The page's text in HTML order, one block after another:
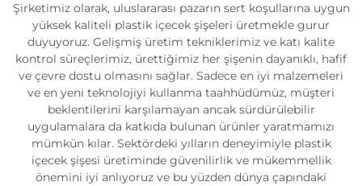
Şirketimiz olarak, uluslararası pazarın sert koşullarına uygun
yüksek kaliteli plastik içecek şişeleri üretmekle gurur
duyuyoruz. Gelişmiş üretim tekniklerimiz ve katı kalite
kontrol süreçlerimiz, ürettiğimiz her şişenin dayanıklı, hafif
ve çevre dostu olmasını sağlar. Sadece en iyi malzemeleri
ve en yeni teknolojiyi kullanma taahhüdümüz, müşteri
beklentilerini karşılamayan ancak sürdürülebilir
uygulamalara da katkıda bulunan ürünler yaratmamızı
mümkün kılar. Sektördeki yılların deneyimiyle plastik
içecek şişesi üretiminde güvenilirlik ve mükemmellik
önemini iyi anlıyoruz ve bu yüzden dünya çapındaki